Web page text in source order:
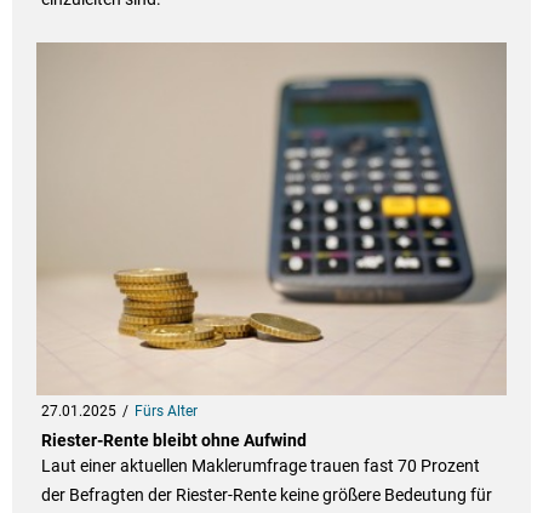
27.01.2025 Fürs Alter
Riester-Rente bleibt ohne Aufwind
Laut einer aktuellen Maklerumfrage trauen fast 70 Prozent
der Befragten der Riester-Rente keine größere Bedeutung für